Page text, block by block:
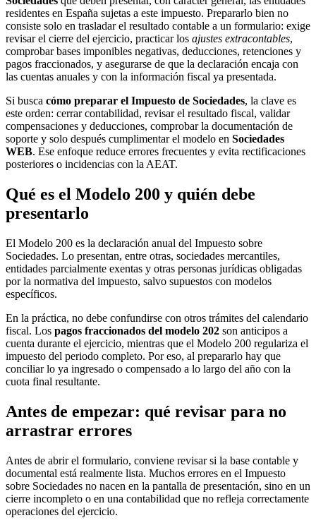
residentes en España sujetas a este impuesto. Prepararlo bien no
consiste solo en trasladar el resultado contable a un formulario: exige
revisar el cierre del ejercicio, practicar los ajustes extracontables,
comprobar bases imponibles negativas, deducciones, retenciones y
pagos fraccionados, y asegurarse de que la declaración encaja con
las cuentas anuales y con la información fiscal ya presentada.
Si busca cómo preparar el Impuesto de Sociedades, la clave es
este orden: cerrar contabilidad, revisar el resultado fiscal, validar
compensaciones y deducciones, comprobar la documentación de
soporte y solo después cumplimentar el modelo en Sociedades
WEB. Ese enfoque reduce errores frecuentes y evita rectificaciones
posteriores o incidencias con la AEAT.
Qué es el Modelo 200 y quién debe
presentarlo
El Modelo 200 es la declaración anual del Impuesto sobre
Sociedades. Lo presentan, entre otras, sociedades mercantiles,
entidades parcialmente exentas y otras personas jurídicas obligadas
por la normativa del impuesto, salvo supuestos con modelos
específicos.
En la práctica, no debe confundirse con otros trámites del calendario
fiscal. Los pagos fraccionados del modelo 202 son anticipos a
cuenta durante el ejercicio, mientras que el Modelo 200 regulariza el
impuesto del periodo completo. Por eso, al prepararlo hay que
conciliar lo ya ingresado o compensado a lo largo del año con la
cuota final resultante.
Antes de empezar: qué revisar para no
arrastrar errores
Antes de abrir el formulario, conviene revisar si la base contable y
documental está realmente lista. Muchos errores en el Impuesto
sobre Sociedades no nacen en la pantalla de presentación, sino en un
cierre incompleto o en una contabilidad que no refleja correctamente
operaciones del ejercicio.